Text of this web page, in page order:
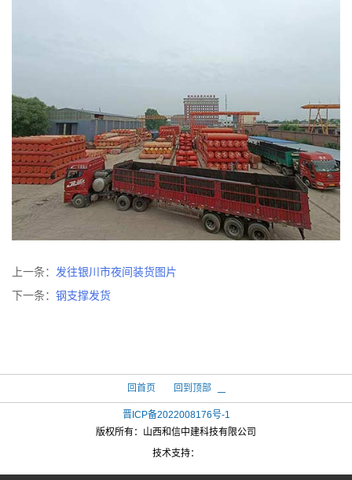
上一条： 发往银川市夜间装货图片
下一条： 钢支撑发货
回首页 回到顶部
晋ICP备2022008176号-1
版权所有： 山西和信中建科技有限公司
技术支持：